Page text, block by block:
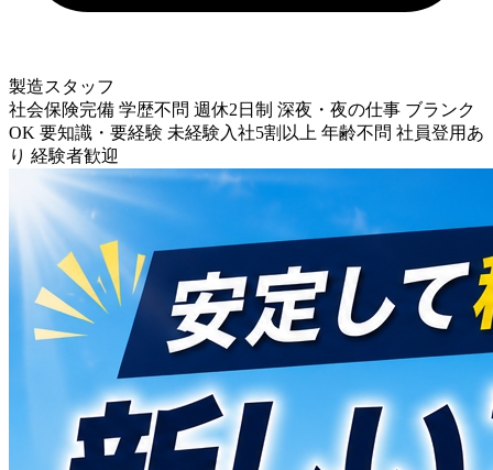
製造スタッフ
社会保険完備 学歴不問 週休2日制 深夜・夜の仕事 ブランク
OK 要知識・要経験 未経験入社5割以上 年齢不問 社員登用あ
り 経験者歓迎